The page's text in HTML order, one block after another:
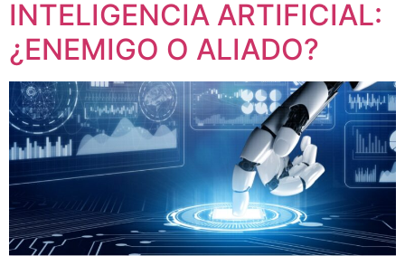
INTELIGENCIA ARTIFICIAL:
¿ENEMIGO O ALIADO?